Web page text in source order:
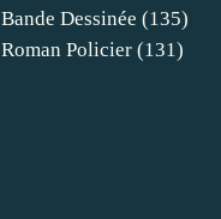
Bande Dessinée (135)
Roman Policier (131)